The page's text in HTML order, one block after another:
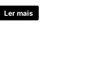
Ler mais